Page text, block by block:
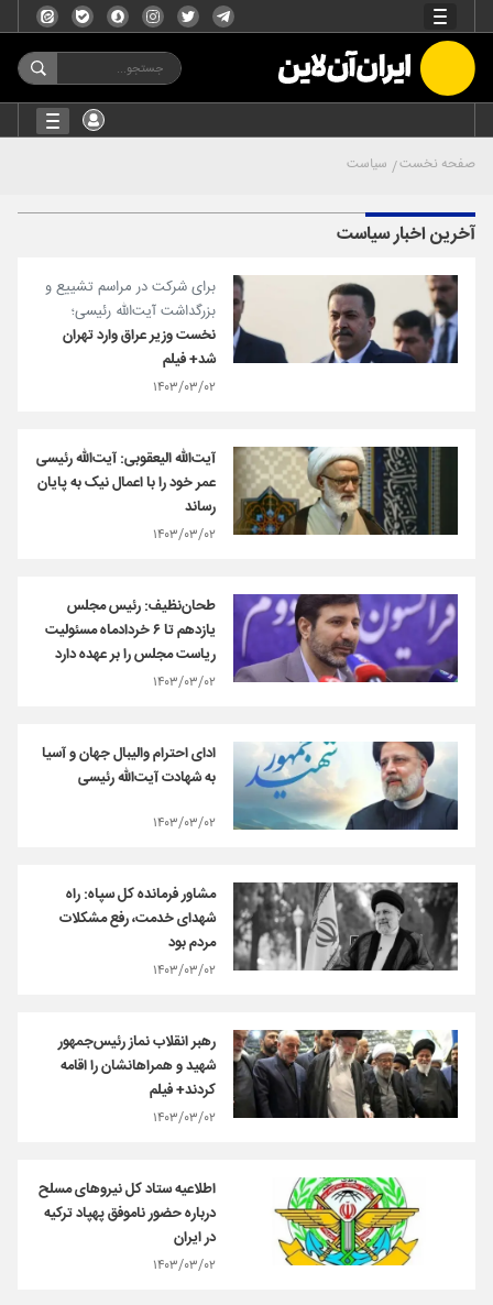
صفحه نخست سیاست
آخرین اخبار سیاست
برای شرکت در مراسم تشییع و
بزرگداشت آیت‌الله رئیسی؛
نخست وزیر عراق وارد تهران
شد+ فیلم
۱۴۰۳/۰۳/۰۲
آیت‌الله الیعقوبی: آیت‌الله رئیسی
عمر خود را با اعمال نیک به پایان
رساند
۱۴۰۳/۰۳/۰۲
طحان‌نظیف: رئیس مجلس
یازدهم تا ۶ خردادماه مسئولیت
ریاست مجلس را بر عهده دارد
۱۴۰۳/۰۳/۰۲
ادای احترام والیبال جهان و آسیا
به شهادت آیت‌الله رئیسی
۱۴۰۳/۰۳/۰۲
مشاور فرمانده کل سپاه: راه
شهدای خدمت، رفع مشکلات
مردم بود
۱۴۰۳/۰۳/۰۲
رهبر انقلاب نماز رئیس‌جمهور
شهید و همراهانشان را اقامه
کردند+ فیلم
۱۴۰۳/۰۳/۰۲
اطلاعیه ستاد کل نیروهای مسلح
درباره حضور ناموفق پهپاد ترکیه
در ایران
۱۴۰۳/۰۳/۰۲